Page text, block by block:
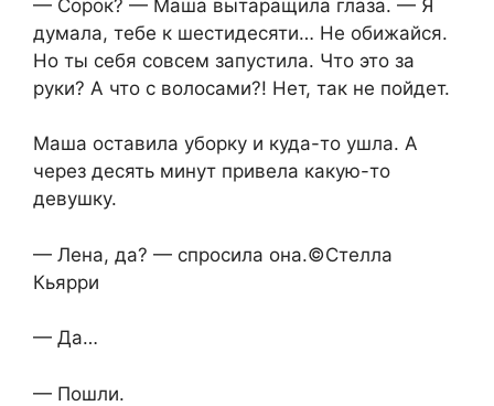
— Сорок? — Маша вытаращила глаза. — Я
думала, тебе к шестидесяти… Не обижайся.
Но ты себя совсем запустила. Что это за
руки? А что с волосами?! Нет, так не пойдет.
Маша оставила уборку и куда-то ушла. А
через десять минут привела какую-то
девушку.
— Лена, да? — спросила она.©Стелла
Кьярри
— Да…
— Пошли.